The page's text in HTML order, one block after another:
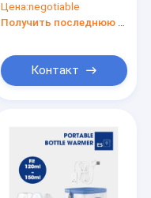
электрическая
изолировала
путешествия
Цена:negotiable
Контакт